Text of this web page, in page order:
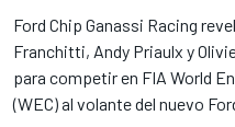
Ford Chip Ganassi Racing
Franchitti, Andy Priaulx y
para competir en FIA World
(WEC) al volante del nuevo